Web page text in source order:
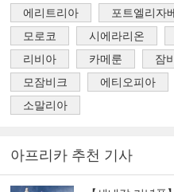
에리트리아
포트엘리자
모로코
시에라리온
리비아
카메룬 잠
모잠비크
에티오피아
소말리아
아프리카 추천 기사